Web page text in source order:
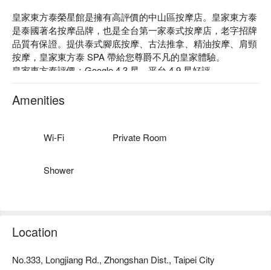
皇家東方泰榮星館是擁有高評價的中山區按摩店。皇家東方泰
是泰國著名按摩品牌，也是全台第一家泰式按摩店，老字招牌
品質有保證。提供泰式腳底按摩、古法推拿、精油按摩、肩頸
按摩，皇家東方泰 SPA 帶給您尊爵不凡的皇家體驗。
皇家東方泰評價：Google 4.3 星、平台 4.9 星好評
皇家東方泰是台灣的泰式 SPA 先鋒，遵循古法的泰式按摩結
合被動式瑜伽，讓你輕鬆紓緩繃緊的筋骨，煥新平日的疲憊與
的感受，在精油香氣與功夫巧勁中，與最自適的自己相遇。
Amenities
Wi-Fi Private Room
Shower
Location
No.333, Longjiang Rd., Zhongshan Dist., Taipei City